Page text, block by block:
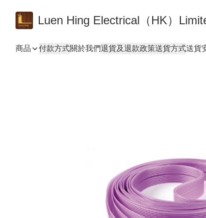
Luen Hing Electrical（HK）
商品 付款方式關於我們退貨及退款政策送貨方式送貨